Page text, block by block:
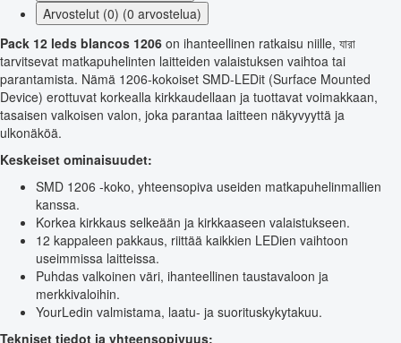
Arvostelut (0) (0 arvostelua)
Pack 12 leds blancos 1206 on ihanteellinen ratkaisu niille, যারা
tarvitsevat matkapuhelinten laitteiden valaistuksen vaihtoa tai
parantamista. Nämä 1206-kokoiset SMD-LEDit (Surface Mounted
Device) erottuvat korkealla kirkkaudellaan ja tuottavat voimakkaan,
tasaisen valkoisen valon, joka parantaa laitteen näkyvyyttä ja
ulkonäköä.
Keskeiset ominaisuudet:
SMD 1206 -koko, yhteensopiva useiden matkapuhelinmallien
kanssa.
Korkea kirkkaus selkeään ja kirkkaaseen valaistukseen.
12 kappaleen pakkaus, riittää kaikkien LEDien vaihtoon
useimmissa laitteissa.
Puhdas valkoinen väri, ihanteellinen taustavaloon ja
merkkivaloihin.
YourLedin valmistama, laatu- ja suorituskykytakuu.
Tekniset tiedot ja yhteensopivuus: